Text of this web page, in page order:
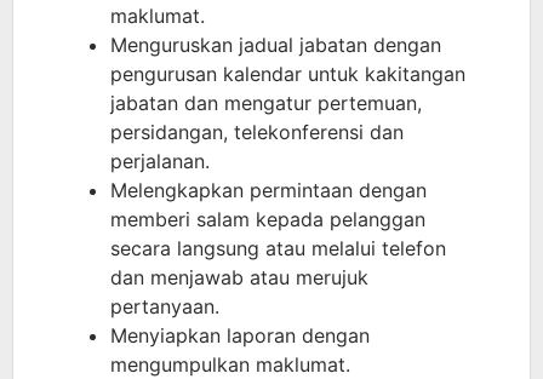
maklumat.
Menguruskan jadual jabatan dengan
pengurusan kalendar untuk kakitangan
jabatan dan mengatur pertemuan,
persidangan, telekonferensi dan
perjalanan.
Melengkapkan permintaan dengan
memberi salam kepada pelanggan
secara langsung atau melalui telefon
dan menjawab atau merujuk
pertanyaan.
Menyiapkan laporan dengan
mengumpulkan maklumat.